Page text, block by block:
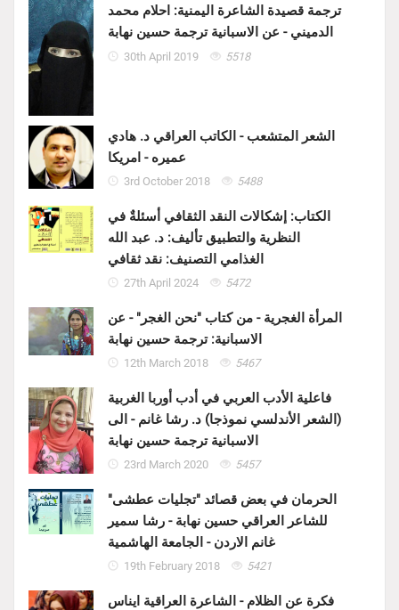
ترجمة قصيدة الشاعرة اليمنية: احلام محمد
الدميني - عن الاسبانية ترجمة حسين نهابة
30th April 2019 5518
الشعر المتشعب - الكاتب العراقي د. هادي
عميره - امريكا
3rd October 2018 5488
الكتاب: إشكالات النقد الثقافي أسئلةٌ في
النظرية والتطبيق تأليف: د. عبد الله
الغذامي التصنيف: نقد ثقافي
27th April 2024 5472
المرأة الغجرية - من كتاب "نحن الغجر" - عن
الاسبانية: ترجمة حسين نهابة
12th March 2018 5467
فاعلية الأدب العربي في أدب أوربا الغربية
(الشعر الأندلسي نموذجا) د. رشا غانم - الى
الاسبانية ترجمة حسين نهابة
23rd March 2020 5457
الحرمان في بعض قصائد "تجليات عطشى"
للشاعر العراقي حسين نهابة - رشا سمير
غانم الاردن - الجامعة الهاشمية
19th February 2018 5421
فكرة عن الظلام - الشاعرة العراقية ايناس